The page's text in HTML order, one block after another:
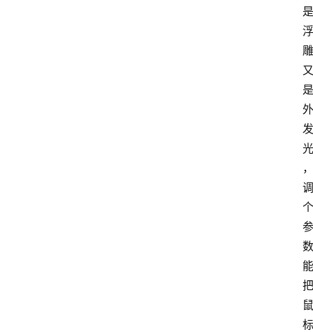
是
浮
雕
又
是
外
发
光
，
调
个
参
数
能
把
鼠
标